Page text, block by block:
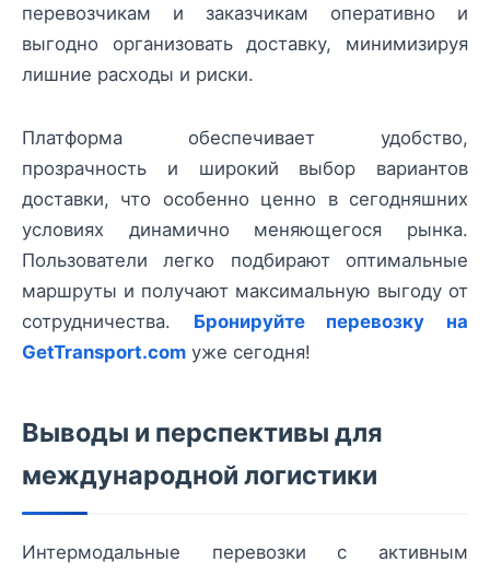
перевозчикам и заказчикам оперативно и
выгодно организовать доставку, минимизируя
лишние расходы и риски.
Платформа обеспечивает удобство,
прозрачность и широкий выбор вариантов
доставки, что особенно ценно в сегодняшних
условиях динамично меняющегося рынка.
Пользователи легко подбирают оптимальные
маршруты и получают максимальную выгоду от
сотрудничества. Бронируйте перевозку на
GetTransport.com уже сегодня!
Выводы и перспективы для
международной логистики
Интермодальные перевозки с активным